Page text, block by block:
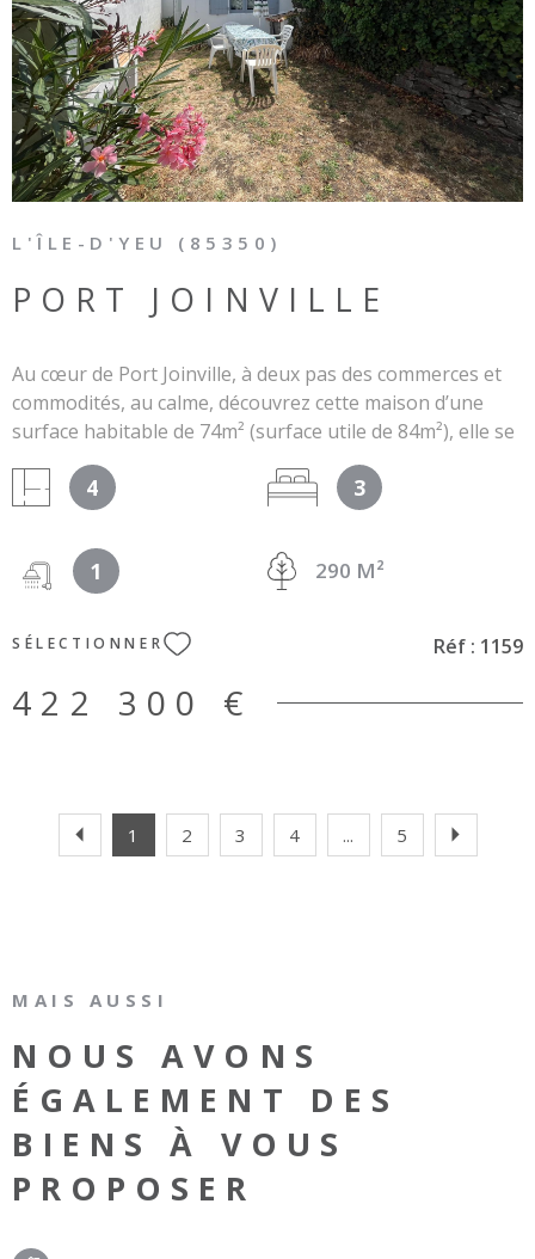
L'ÎLE-D'YEU (85350)
PORT JOINVILLE
Au cœur de Port Joinville, à deux pas des commerces et
commodités, au calme, découvrez cette maison d’une
surface habitable de 74m² (surface utile de 84m²), elle se
compose d’une entrée, salon, cuisine/salle à manger,
une buanderie, deux chambres, salle d’eau/WC. Le plus :
Vous bénéficierez également d’une chambre extérieure
pour recevoir amis et famille. Le tout sur une parcelle de
290m² disposant d’un atelier. Les informations sur les
risques auxquels ce bien est exposé sont disponibles sur
le site Géorisques : www.géorisques.gouv.fr.
4 3
1 290 M²
SÉLECTIONNER Réf : 1159
422 300 €
VOIR LE BIEN
1 2 3 4 ... 5
MAIS AUSSI
NOUS AVONS
ÉGALEMENT DES
BIENS À VOUS
PROPOSER